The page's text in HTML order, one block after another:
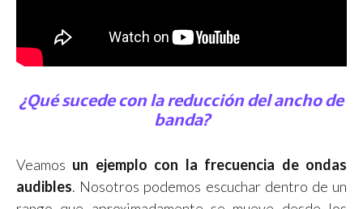
¿Qué sucede con la reducción del ancho de
banda?
Veamos un ejemplo con la frecuencia de ondas
audibles. Nosotros podemos escuchar dentro de un